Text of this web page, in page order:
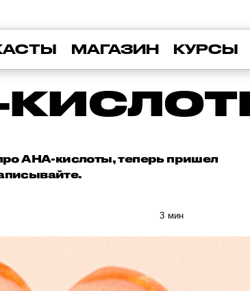
МАГАЗИН КУРСЫ
AHA-кислоты, теперь пришел
3 мин